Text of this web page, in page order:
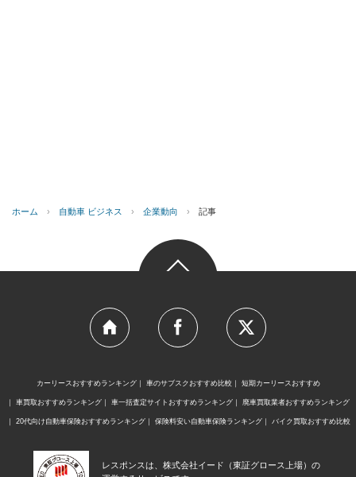
ホーム › 自動車 ビジネス › 企業動向 › 記事
カーリースおすすめランキング 車のサブスクおすすめ比較 短期カーリースおすすめ
車買取おすすめランキング 車一括査定サイトおすすめランキング 廃車買取業者おすすめランキング
20代向け自動車保険おすすめランキング 保険料安い自動車保険ランキング バイク買取おすすめ比較
レスポンスは、株式会社イード（東証グロース上場）の